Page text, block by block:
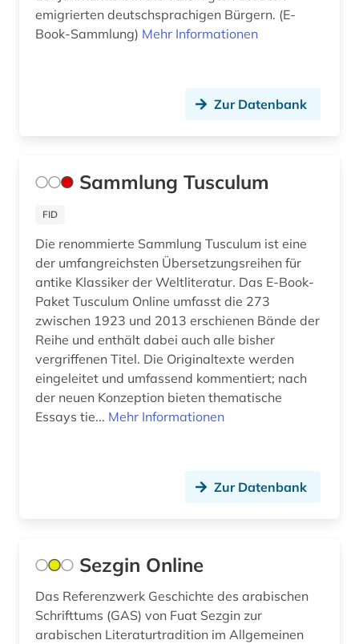
italienische literatur (1)
jacob (2)
japanologie (3)
juden (6)
judentum (3)
judenverfolgung (1)
jugend (2)
jugendbuch (1)
kanon (1)
kapnist (1)
karibik (1)
emigrierten deutschsprachigen Bürgern. (E-
Book-Sammlung) Mehr Informationen
Zur Datenbank
Sammlung Tusculum
FID
Die renommierte Sammlung Tusculum ist eine
der umfangreichsten Übersetzungsreihen für
antike Klassiker der Weltliteratur. Das E-Book-
Paket Tusculum Online umfasst die 273
zwischen 1923 und 2013 erschienen Bände der
Reihe und enthält dabei auch alle bisher
vergriffenen Titel. Die Originaltexte werden
eingeleitet und umfassend kommentiert; nach
der neuen Konzeption bieten thematische
Essays tie... Mehr Informationen
Zur Datenbank
Sezgin Online
Das Referenzwerk Geschichte des arabischen
Schrifttums (GAS) von Fuat Sezgin zur
arabischen Literaturtradition im Allgemeinen